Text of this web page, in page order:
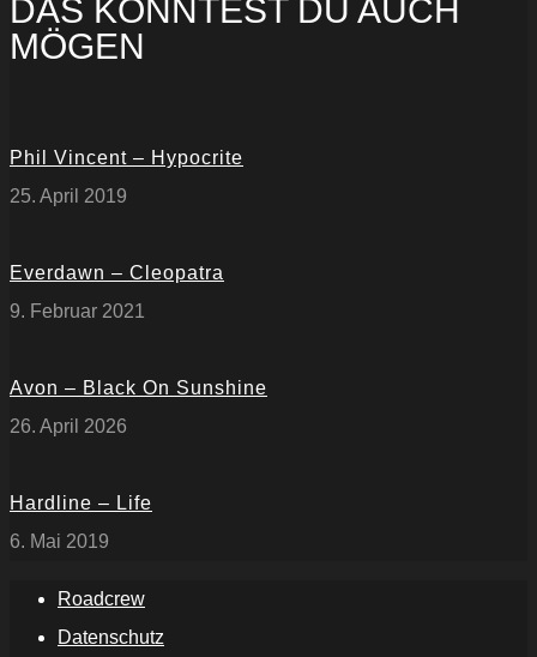
DAS KÖNNTEST DU AUCH
MÖGEN
Phil Vincent – Hypocrite
25. April 2019
Everdawn – Cleopatra
9. Februar 2021
Avon – Black On Sunshine
26. April 2026
Hardline – Life
6. Mai 2019
Roadcrew
Datenschutz